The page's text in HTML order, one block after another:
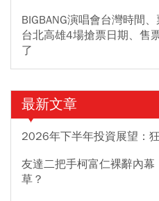
BIGBANG演唱會台灣時間
台北高雄4場搶票日期、
了
最新文章
2026年下半年投資展望：
友達二把手柯富仁裸辭內
草？